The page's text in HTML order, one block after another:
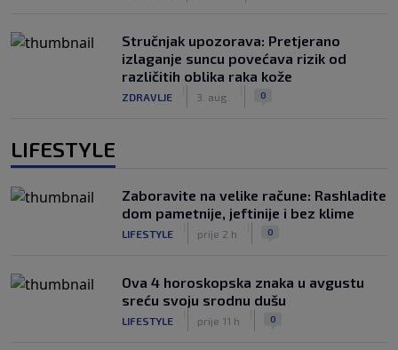
Stručnjak upozorava: Pretjerano
izlaganje suncu povećava rizik od
različitih oblika raka kože
ZDRAVLJE 3. aug. 0
LIFESTYLE
Zaboravite na velike račune: Rashladite
dom pametnije, jeftinije i bez klime
LIFESTYLE prije 2 h 0
Ova 4 horoskopska znaka u avgustu
sreću svoju srodnu dušu
LIFESTYLE prije 11 h 0